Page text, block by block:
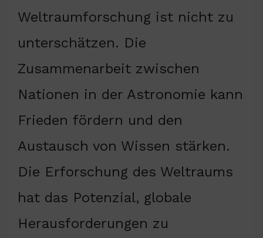
Weltraumforschung ist nicht zu
unterschätzen. Die
Zusammenarbeit zwischen
Nationen in der Astronomie kann
Frieden fördern und den
Austausch von Wissen stärken.
Die Erforschung des Weltraums
hat das Potenzial, globale
Herausforderungen zu